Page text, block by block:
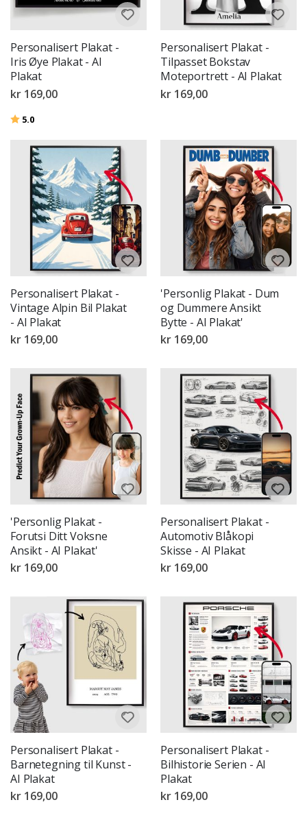
Personalisert Plakat -
Iris Øye Plakat - AI
Plakat
kr 169,00
Karakter:
5.0
Personalisert Plakat -
Tilpasset Bokstav
Moteportrett - AI Plakat
kr 169,00
Personalisert Plakat -
Vintage Alpin Bil Plakat
- AI Plakat
kr 169,00
'Personlig Plakat - Dum
og Dummere Ansikt
Bytte - AI Plakat'
kr 169,00
'Personlig Plakat -
Forutsi Ditt Voksne
Ansikt - AI Plakat'
kr 169,00
Personalisert Plakat -
Automotiv Blåkopi
Skisse - AI Plakat
kr 169,00
Personalisert Plakat -
Barnetegning til Kunst -
AI Plakat
kr 169,00
Personalisert Plakat -
Bilhistorie Serien - AI
Plakat
kr 169,00